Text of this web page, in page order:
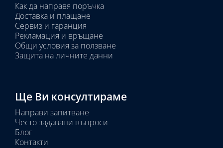
Как да направя поръчка
Доставка и плащане
Сервиз и гаранция
Рекламация и връщане
Общи условия за ползване
Защита на личните данни
Ще Ви консултираме
Направи запитване
Често задавани въпроси
Блог
Контакти